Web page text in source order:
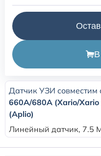
В
Датчик УЗИ совместим
660A/680A (Xario/
(Aplio)​
Линейный датчик, 7.5
Расходные материалы
Расходные материалы
Расходные материалы
Расходные материалы
Расходные материалы